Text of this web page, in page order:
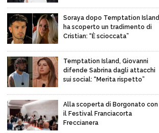
Soraya dopo Temptation Island
ha scoperto un tradimento di
Cristian: “È scioccata”
Temptation Island, Giovanni
difende Sabrina dagli attacchi
sui social: “Merita rispetto”
Alla scoperta di Borgonato con
il Festival Franciacorta
Freccianera